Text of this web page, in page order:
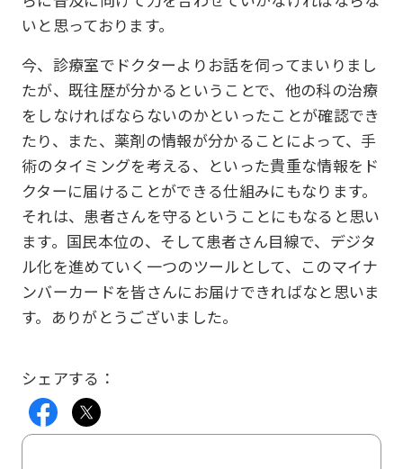
いと思っております。
今、診療室でドクターよりお話を伺ってまいりまし
たが、既往歴が分かるということで、他の科の治療
をしなければならないのかといったことが確認でき
たり、また、薬剤の情報が分かることによって、手
術のタイミングを考える、といった貴重な情報をド
クターに届けることができる仕組みにもなります。
それは、患者さんを守るということにもなると思い
ます。国民本位の、そして患者さん目線で、デジタ
ル化を進めていく一つのツールとして、このマイナ
ンバーカードを皆さんにお届けできればなと思いま
す。ありがとうございました。
シェアする：